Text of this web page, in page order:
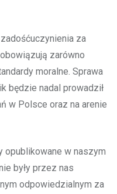
za
zarówno
moralne. Sprawa
będzie nadal prowadził
w Polsce oraz na arenie
opublikowane w naszym
były przez nas
odpowiedzialnym za